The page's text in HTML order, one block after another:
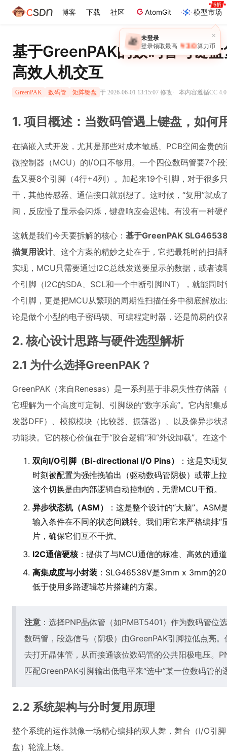
博客 下载 社区 AtomGit 模型市场
×
🎁 未登录
登录领取最高 ￥30 算力币
基于GreenPAK的数码管与键
高效人机交互
GreenPAK 数码管 矩阵键盘 于 2026-06-01 13:15:07 修改· 本内容遵循CC
1. 项目概述：当数码管遇上键盘，如何
在搞嵌入式开发，尤其是那些对成本敏感、PCB空间金贵
微控制器（MCU）的I/O口不够用。一个四位数码管要7个
盘又要8个引脚（4行+4列）。加起来19个引脚，对于很多
干，其他传感器、通信接口就别想了。这时候，“复用”就
间，反应慢了显示会闪烁，键盘响应会迟钝。有没有一种
这就是我们今天要拆解的核心： 基于GreenPAK
描复用设计。这个方案的精妙之处在于，它把最耗时的扫
实现，MCU只需要通过I2C总线发送要显示的数据，或者
个引脚（I2C的SDA、SCL和一个中断引脚INT），就能同
个引脚，更是把MCU从繁琐的周期性扫描任务中彻底解放
论是做个小型的电子密码锁、可编程定时器，还是简易的
2. 核心设计思路与硬件选型解析
2.1 为什么选择GreenPAK？
GreenPAK（来自Renesas）是一系列基于非易失性存储器
它理解为一个高度可定制、引脚级的“数字乐高”。它内部
发器DFF）、模拟模块（比较器、振荡器）、以及像异步
功能块。它的核心价值在于“胶合逻辑”和“外设卸载”。在这
双向I/O引脚（Bi-directional I/O Pins）
：这是实现
时刻被配置为强推挽输出（驱动数码管阴极）或带上
这个切换是由内部逻辑自动控制的，无需MCU干预。
异步状态机（ASM）
：这是整个设计的“大脑”。
输入条件在不同的状态间跳转。我们用它来严格编排“
片，确保它们互不干扰。
I2C通信硬核：提供了与MCU通信的标准、高效的通
高集成度与小封装 ：SLG46538V是3mm x 3mm的
低于使用多路逻辑芯片搭建的方案。
注意 ：选择PNP晶体管（如PMBT5401）作为数码管位
数码管，段选信号（阴极）由GreenPAK引脚拉低点亮
去打开晶体管，从而接通该位数码管的公共阳极电压。
匹配GreenPAK引脚输出低电平来“选中”某一位数码管的
2.2 系统架构与分时复用原理
整个系统的运作就像一场精心编排的双人舞，舞台（I/O引
盘）轮流上场。